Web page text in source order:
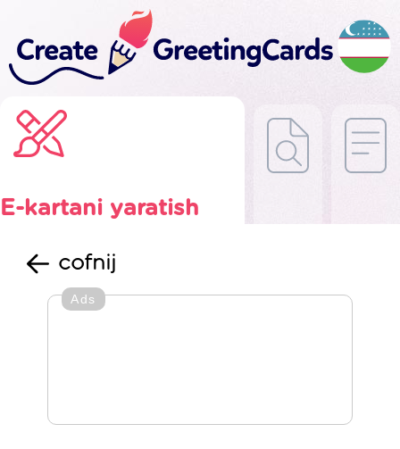
E-kartani yaratish
cofnij
Ads